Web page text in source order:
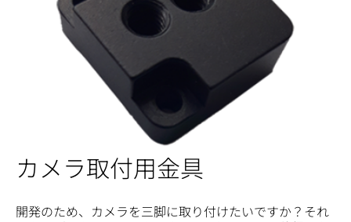
カメラ取付用金具
開発のため、カメラを三脚に取り付けたいですか？それ